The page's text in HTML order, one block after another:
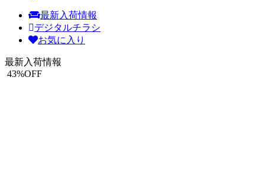
最新入荷情報
デジタルチラシ
お気に入り
最新入荷情報
43%OFF